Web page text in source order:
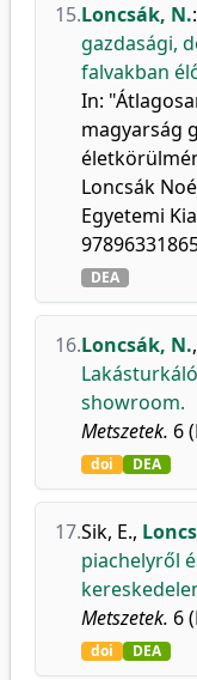
15.Loncsák, N.:
gazdasági,
falvakban
In:
magyarság
Loncsák
Egyetemi
DEA
16.Loncsák, N.,
showroom.
Metszetek. 6
doi DEA
17.Sik, E.,
piachelyről
Metszetek. 6
doi DEA